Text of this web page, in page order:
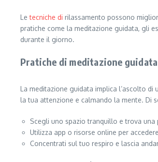
Letecniche di rilassamento possono
pratiche come la meditazione guidata, gli
durante il giorno.
Pratiche di meditazione
La meditazione guidata implica l’ascolto
la tua attenzione e calmando la mente. Di
Scegli uno spazio tranquillo e trova una
Utilizza app o risorse online per
Concentrati sul tuo respiro e lascia